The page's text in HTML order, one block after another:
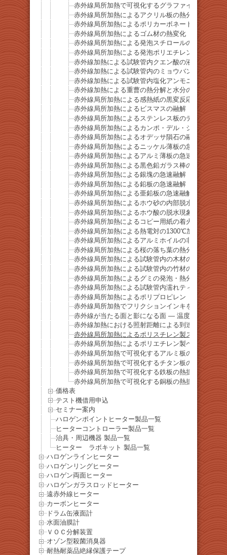
赤外線局所加熱で可視化するグラファイト棒の熱伝
赤外線局所加熱によるアクリル板の熱分解
赤外線局所加熱によるポリカーボネート板の熱分解
赤外線局所加熱によるゴム材の熱変化
赤外線局所加熱による発泡スチロールの急速溶解
赤外線局所加熱による発泡ポリエチレンの急速溶解
赤外線加熱による試験管内クエン酸の液化
赤外線加熱による試験管内のミョウバンの液化
赤外線加熱による試験管内塩化アンモニウムの昇華
赤外線加熱による重曹の熱分解と水分の放出
赤外線局所加熱による感熱紙の黒変反応
赤外線局所加熱によるビスマスの融解
赤外線局所加熱によるステンレス板のテンパーカ
赤外線局所加熱によるカンポ・デル・シエロ隕石の
赤外線局所加熱によるオデッサ隕石の融解
赤外線局所加熱によるニッケル薄板の急速融解
赤外線局所加熱によるアルミ薄板の急速融解
赤外線局所加熱による黒色鉛ガラス棒の急速融解
赤外線局所加熱による銀塊の急速融解
赤外線局所加熱による鉛板の急速融解
赤外線局所加熱による亜鉛板の急速融解
赤外線局所加熱によるホウ砂の内部脱水現象
赤外線局所加熱によるホウ酸の脱水現象
赤外線局所加熱によるコピー用紙の着火挙動
赤外線局所加熱による熱電対の1300℃加熱デモ
赤外線局所加熱によるアルミホイルの非溶融加熱挙
赤外線局所加熱による桜の落ち葉の熱分解・発火挙
赤外線局所加熱による試験管内の木材の熱分解挙動
赤外線局所加熱による試験管内の竹材の熱分解挙動
赤外線局所加熱によるグミの発泡・熱分解挙動
赤外線局所加熱による試験管内濡れティッシュの
赤外線局所加熱によるポリプロピレン（PP）容器
赤外線局所加熱でフリクションインキを瞬時に消去
赤外線が当たる面と影になる面 ― 温度差を示す基
赤外線加熱における照射距離による到達温度の違い
赤外線局所加熱によるポリスチレン製スプーンの熱
赤外線局所加熱によるポリエチレン製ペットボト
赤外線局所加熱で可視化するアルミ板の熱拡散挙動
赤外線局所加熱で可視化するチタン板の熱拡散挙動
赤外線局所加熱で可視化する鉄板の熱拡散挙動
赤外線局所加熱で可視化する銅板の熱拡散挙動
価格表
テスト機借用申込
セミナー案内
ハロゲンポイントヒーター製品一覧
ヒーターコントローラー製品一覧
治具・周辺機器 製品一覧
ヒーター ラボキット 製品一覧
ハロゲンラインヒーター
ハロゲンリングヒーター
ハロゲン両面ヒーター
ハロゲンガラスロッドヒーター
遠赤外線ヒーター
カーボンヒーター
ドラム缶液面計
水面油膜計
ＶＯＣ分解装置
オゾン型殺菌消臭器
耐熱耐薬品絶縁保護テープ